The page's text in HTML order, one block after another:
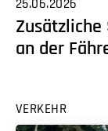
25.06.2026
an der
VERKEHR